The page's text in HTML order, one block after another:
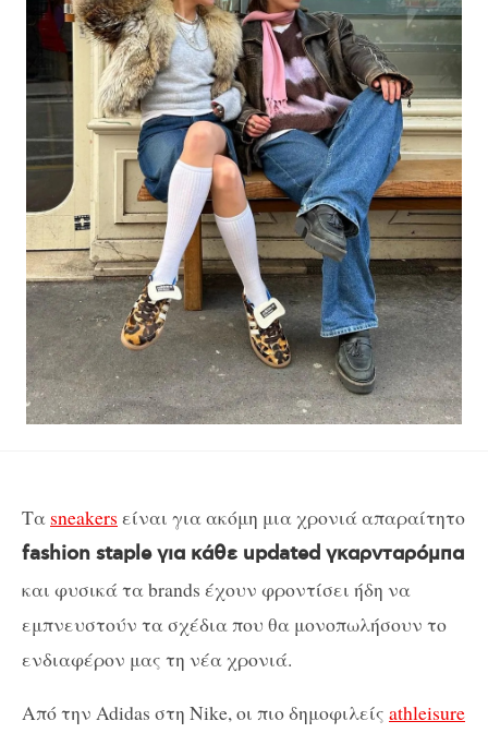
Τα sneakers είναι για ακόμη μια χρονιά απαραίτητο
fashion staple για κάθε updated γκαρνταρόμπα
και φυσικά τα brands έχουν φροντίσει ήδη να
εμπνευστούν τα σχέδια που θα μονοπωλήσουν το
ενδιαφέρον μας τη νέα χρονιά.
Από την Adidas στη Nike, οι πιο δημοφιλείς athleisure